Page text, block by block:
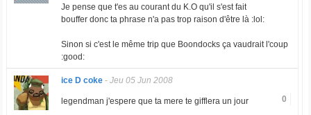
Je pense que t'es au courant du K.O qu'il s'est fait
bouffer donc ta phrase n'a pas trop raison d'être là :lol:
Sinon si c'est le même trip que Boondocks ça vaudrait l'coup
:good:
ice D coke- Jeu 05 Jun 2008
0
legendman j'espere que ta mere te gifflera un jour